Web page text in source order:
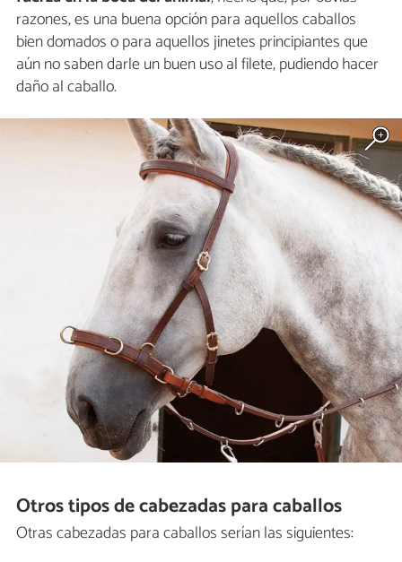
razones, es una buena opción para aquellos caballos
bien domados o para aquellos jinetes principiantes que
aún no saben darle un buen uso al filete, pudiendo hacer
daño al caballo.
Otros tipos de cabezadas para caballos
Otras cabezadas para caballos serían las siguientes: